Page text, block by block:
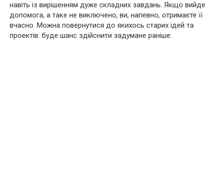
навіть із вирішенням дуже складних завдань. Якщо вийде
допомога, а таке не виключено, ви, напевно, отримаєте її
вчасно. Можна повернутися до якихось старих ідей та
проектів: буде шанс здійснити задумане раніше.